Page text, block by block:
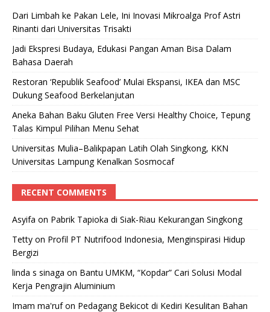
Dari Limbah ke Pakan Lele, Ini Inovasi Mikroalga Prof Astri
Rinanti dari Universitas Trisakti
Jadi Ekspresi Budaya, Edukasi Pangan Aman Bisa Dalam
Bahasa Daerah
Restoran ‘Republik Seafood’ Mulai Ekspansi, IKEA dan MSC
Dukung Seafood Berkelanjutan
Aneka Bahan Baku Gluten Free Versi Healthy Choice, Tepung
Talas Kimpul Pilihan Menu Sehat
Universitas Mulia–Balikpapan Latih Olah Singkong, KKN
Universitas Lampung Kenalkan Sosmocaf
RECENT COMMENTS
Asyifa on Pabrik Tapioka di Siak-Riau Kekurangan Singkong
Tetty on Profil PT Nutrifood Indonesia, Menginspirasi Hidup
Bergizi
linda s sinaga on Bantu UMKM, “Kopdar” Cari Solusi Modal
Kerja Pengrajin Aluminium
Imam ma'rufon Pedagang Bekicot di Kediri Kesulitan Bahan